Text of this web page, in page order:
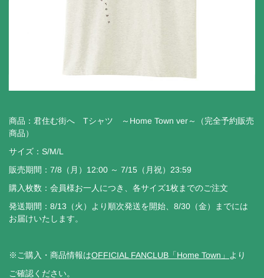
商品：君住む街へ Tシャツ ～Home Town ver～（完全予約販売
商品）
サイズ：S/M/L
販売期間：7/8（月）12:00 ～ 7/15（月祝）23:59
購入枚数：会員様お一人につき、各サイズ1枚までのご注文
発送期間：8/13（火）より順次発送を開始、8/30（金）までには
お届けいたします。
※ご購入・商品情報はOFFICIAL FANCLUB「Home Town」 より
ご確認ください。